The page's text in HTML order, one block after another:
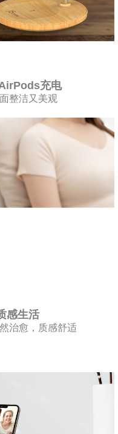
充电
整洁又美观
感生活
治愈，质感舒适